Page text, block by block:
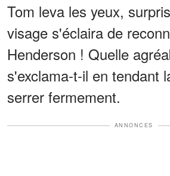
Tom leva les yeux,
visage s'éclaira de
Henderson ! Quelle
s'exclama-t-il en tendant
serrer fermement.
ANNONCES